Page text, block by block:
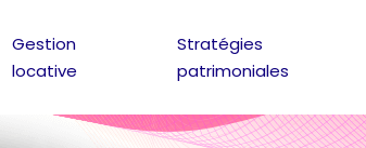
Gestion
locative
Stratégies
patrimoniales